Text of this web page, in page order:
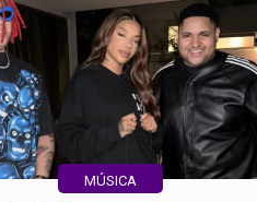
MÚSICA